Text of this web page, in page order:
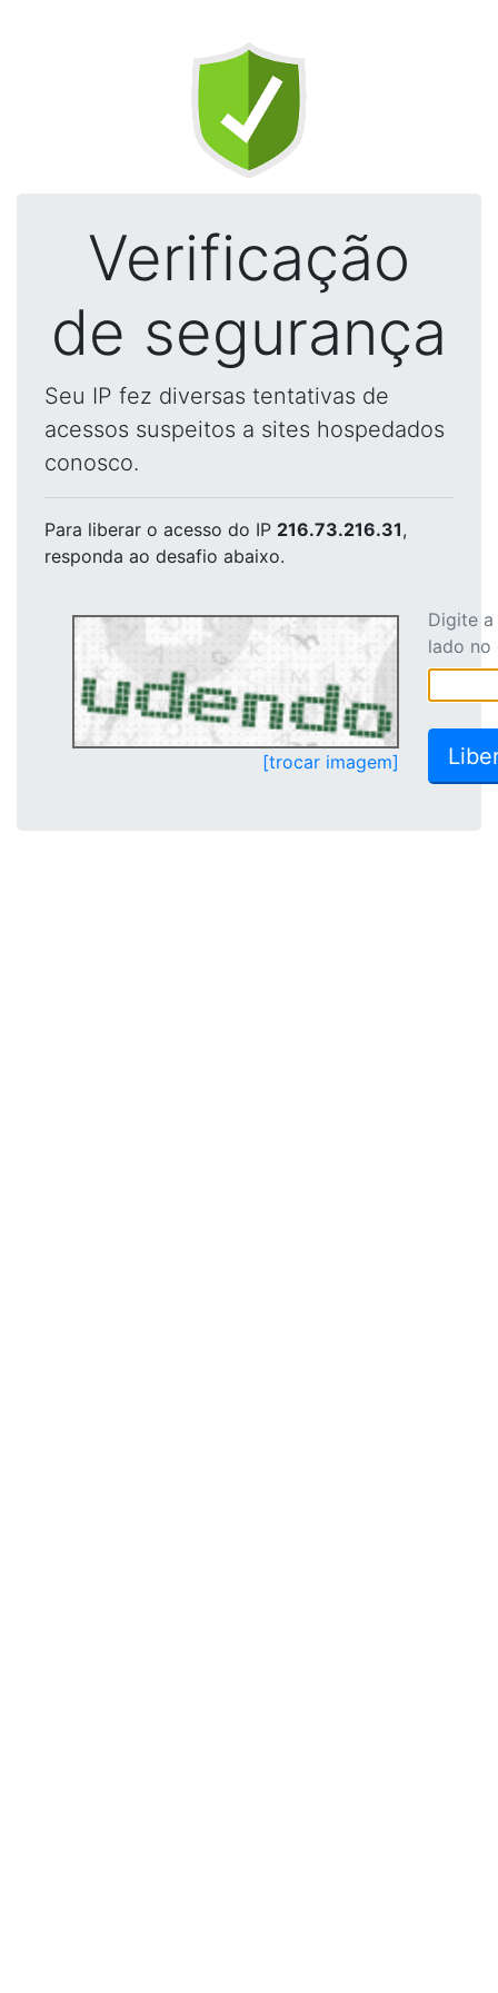
Verificação
de segurança
Seu IP fez diversas tentativas de
acessos suspeitos a sites hospedados
conosco.
Para liberar o acesso do IP 216.73.216.31,
responda ao desafio abaixo.
[trocar imagem]
Digite
lado no